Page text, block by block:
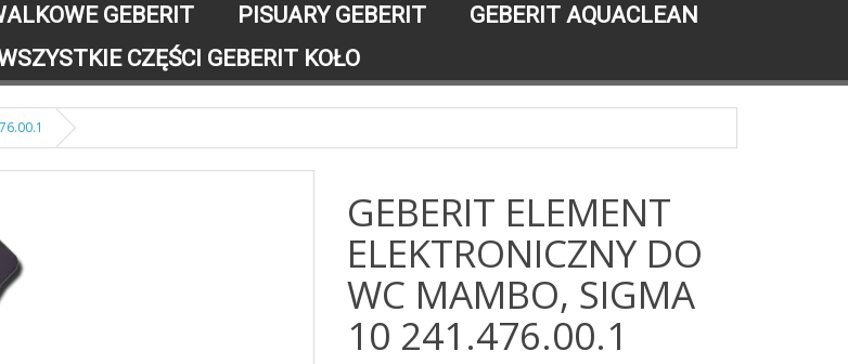
GEBERIT PISUARY GEBERIT
GEBERIT AQUACLEAN
CZĘŚCI GEBERIT KOŁO
GEBERIT ELEMENT
ELEKTRONICZNY DO
WC MAMBO, SIGMA
10 241.476.00.1